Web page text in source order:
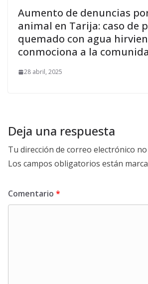
Aumento de denuncias
animal en Tarija: caso de
quemado con agua
conmociona a la
28 abril, 2025
Deja una respuesta
Tu dirección de correo electrónico
Los campos obligatorios están
Comentario *